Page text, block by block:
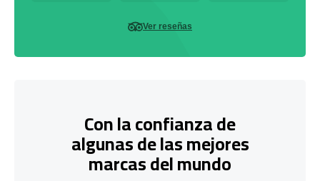
Ver reseñas
Con la confianza de
algunas de las mejores
marcas del mundo